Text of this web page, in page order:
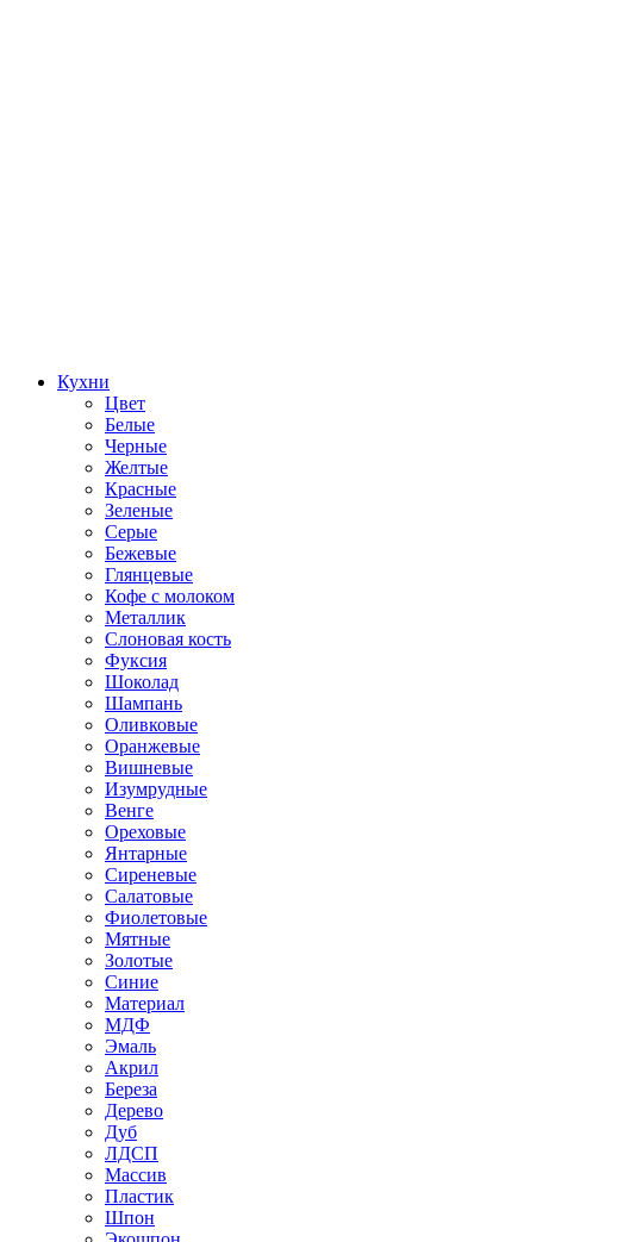
Кухни
Цвет
Белые
Черные
Желтые
Красные
Зеленые
Серые
Бежевые
Глянцевые
Кофе с молоком
Металлик
Слоновая кость
Фуксия
Шоколад
Шампань
Оливковые
Оранжевые
Вишневые
Изумрудные
Венге
Ореховые
Янтарные
Сиреневые
Салатовые
Фиолетовые
Мятные
Золотые
Синие
Материал
МДФ
Эмаль
Акрил
Береза
Дерево
Дуб
ЛДСП
Массив
Пластик
Шпон